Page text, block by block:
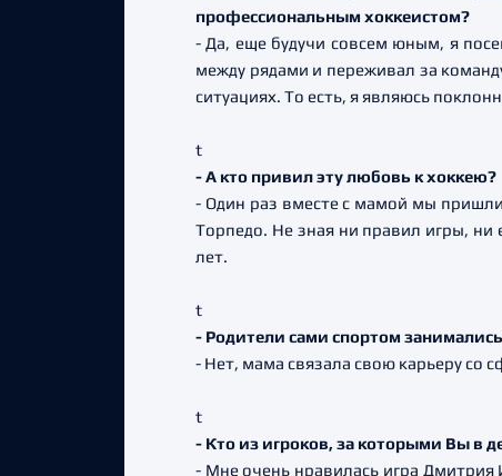
профессиональным хоккеистом?
- Да, еще будучи совсем юным, я
между рядами и переживал за
ситуациях. То есть, я являюсь
t
- А кто привил эту любовь к хоккею?
- Один раз вместе с мамой мы пришли
Торпедо. Не зная ни правил игры,
лет.
t
- Родители сами спортом
- Нет, мама связала свою карьеру со
t
- Кто из игроков, за которыми Вы в
- Мне очень нравилась игра